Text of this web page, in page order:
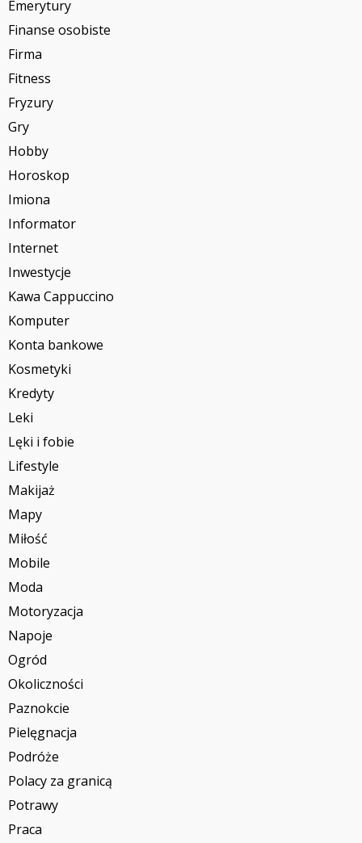
Emerytury
Finanse osobiste
Firma
Fitness
Fryzury
Gry
Hobby
Horoskop
Imiona
Informator
Internet
Inwestycje
Kawa Cappuccino
Komputer
Konta bankowe
Kosmetyki
Kredyty
Leki
Lęki i fobie
Lifestyle
Makijaż
Mapy
Miłość
Mobile
Moda
Motoryzacja
Napoje
Ogród
Okoliczności
Paznokcie
Pielęgnacja
Podróże
Polacy za granicą
Potrawy
Praca